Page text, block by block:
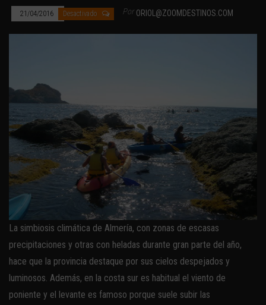
21/04/2016 Desactivado Por ORIOL@ZOOMDESTINOS.COM
La simbiosis climática de Almería, con zonas de escasas
precipitaciones y otras con heladas durante gran parte del año,
hace que la provincia destaque por sus cielos despejados y
luminosos. Además, en la costa sur es habitual el viento de
poniente y el levante es famoso porque suele subir las